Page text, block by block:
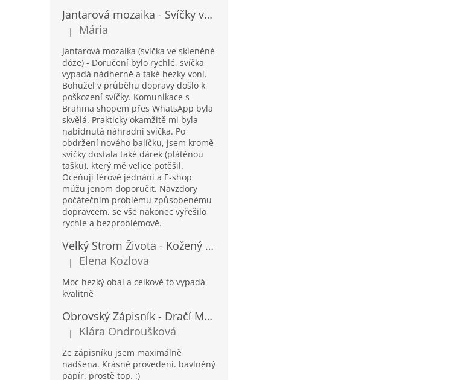
Jantarová mozaika - Svíčky ve skleněných dózách - Vysoké
Hodnocení produktu je 5 z 5 hvězdiček.
| Mária
Jantarová mozaika (svíčka ve skleněné
dóze) - Doručení bylo rychlé, svíčka
vypadá nádherně a také hezky voní.
Bohužel v průběhu dopravy došlo k
poškození svíčky. Komunikace s
Brahma shopem přes WhatsApp byla
skvělá. Prakticky okamžitě mi byla
nabídnutá náhradní svíčka. Po
obdržení nového balíčku, jsem kromě
svíčky dostala také dárek (plátěnou
tašku), který mě velice potěšil.
Oceňuji férové jednání a E-shop
můžu jenom doporučit. Navzdory
počátečním problému způsobenému
dopravcem, se vše nakonec vyřešilo
rychle a bezproblémově.
Velký Strom Života - Kožený Zápisník se Šňůrkou a Kamínkem - 20x16x2cm - 160 Stran
Hodnocení produktu je 5 z 5 hvězdiček.
| Elena Kozlova
Moc hezký obal a celkově to vypadá
kvalitně
Obrovský Zápisník - Dračí Mandala s Chakra Kameny - 100 Stran - 25x34cm
Hodnocení produktu je 5 z 5 hvězdiček.
| Klára Ondroušková
Ze zápisníku jsem maximálně
nadšena. Krásné provedení. bavlněný
papír. prostě top. :)